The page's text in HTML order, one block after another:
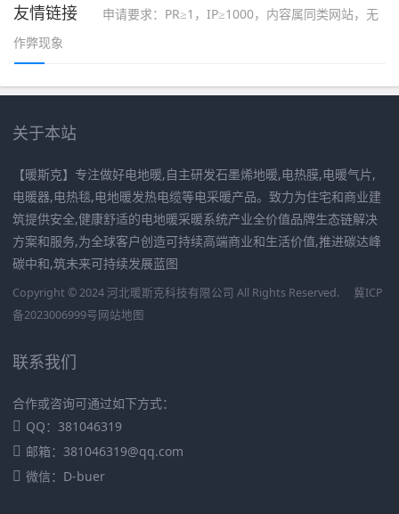
友情链接
申请要求：PR≥1，IP≥1000，内容属同类网站，无
作弊现象
关于本站
【暖斯克】专注做好电地暖,自主研发石墨烯地暖,电热膜,电暖气片,
电暖器,电热毯,电地暖发热电缆等电采暖产品。致力为住宅和商业建
筑提供安全,健康舒适的电地暖采暖系统产业全价值品牌生态链解决
方案和服务,为全球客户创造可持续高端商业和生活价值,推进碳达峰
碳中和,筑未来可持续发展蓝图
Copyright © 2024 河北暖斯克科技有限公司 All Rights Reserved.
冀ICP
备2023006999号网站地图
联系我们
合作或咨询可通过如下方式：
QQ：381046319
邮箱：381046319@qq.com
微信：D-buer